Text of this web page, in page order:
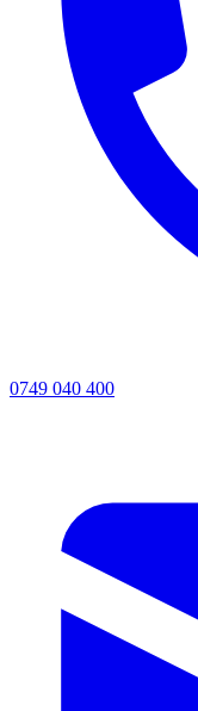
0749 040 400